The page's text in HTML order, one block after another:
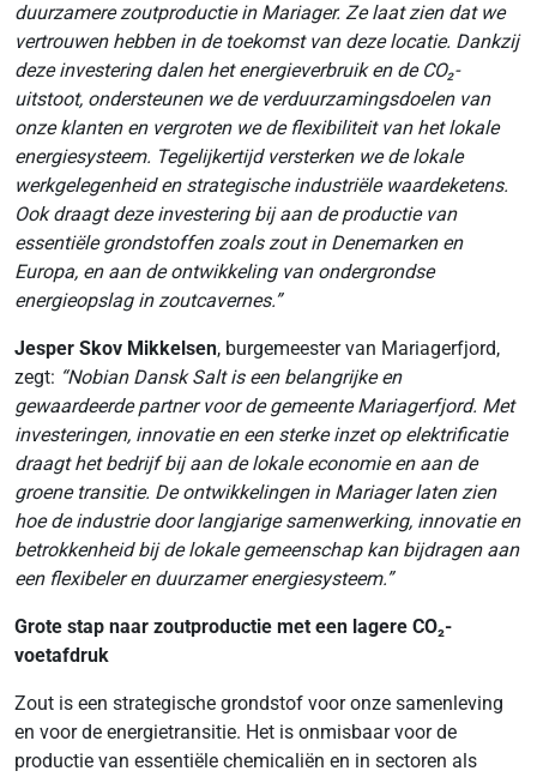
duurzamere zoutproductie in Mariager. Ze laat zien dat we
vertrouwen hebben in de toekomst van deze locatie. Dankzij
deze investering dalen het energieverbruik en de CO₂-
uitstoot, ondersteunen we de verduurzamingsdoelen van
onze klanten en vergroten we de flexibiliteit van het lokale
energiesysteem. Tegelijkertijd versterken we de lokale
werkgelegenheid en strategische industriële waardeketens.
Ook draagt deze investering bij aan de productie van
essentiële grondstoffen zoals zout in Denemarken en
Europa, en aan de ontwikkeling van ondergrondse
energieopslag in zoutcavernes.”
Jesper Skov Mikkelsen, burgemeester van Mariagerfjord,
zegt: “Nobian Dansk Salt is een belangrijke en
gewaardeerde partner voor de gemeente Mariagerfjord. Met
investeringen, innovatie en een sterke inzet op elektrificatie
draagt het bedrijf bij aan de lokale economie en aan de
groene transitie. De ontwikkelingen in Mariager laten zien
hoe de industrie door langjarige samenwerking, innovatie en
betrokkenheid bij de lokale gemeenschap kan bijdragen aan
een flexibeler en duurzamer energiesysteem.”
Grote stap naar zoutproductie met een lagere CO₂-
voetafdruk
Zout is een strategische grondstof voor onze samenleving
en voor de energietransitie. Het is onmisbaar voor de
productie van essentiële chemicaliën en in sectoren als